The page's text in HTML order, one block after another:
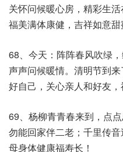
关怀问候暖心房，精彩生
福美满体康健，吉祥如意甜
68、今天：阵阵春风吹绿
声声问候暖情。清明节到
好自己，关心亲人和好友，
69、杨柳青青春来到，点
勿能回家伴二老；千里传
母身体健康福寿长！